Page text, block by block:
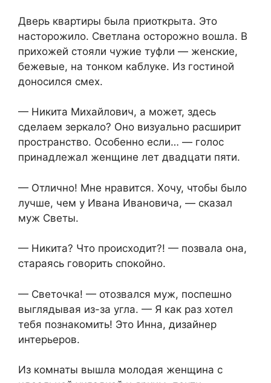
Дверь квартиры была приоткрыта. Это
насторожило. Светлана осторожно вошла. В
прихожей стояли чужие туфли — женские,
бежевые, на тонком каблуке. Из гостиной
доносился смех.
— Никита Михайлович, а может, здесь
сделаем зеркало? Оно визуально расширит
пространство. Особенно если… — голос
принадлежал женщине лет двадцати пяти.
— Отлично! Мне нравится. Хочу, чтобы было
лучше, чем у Ивана Ивановича, — сказал
муж Светы.
— Никита? Что происходит?! — позвала она,
стараясь говорить спокойно.
— Светочка! — отозвался муж, поспешно
выглядывая из-за угла. — Я как раз хотел
тебя познакомить! Это Инна, дизайнер
интерьеров.
Из комнаты вышла молодая женщина с